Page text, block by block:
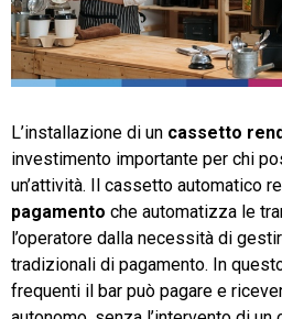
TeamSystem Corporate
TeamSystem Store
L’installazione di un cassetto
investimento importante per chi
un’attività. Il cassetto automatico
pagamento che automatizza le
l’operatore dalla necessità di
tradizionali di pagamento. In
frequenti il bar può pagare e